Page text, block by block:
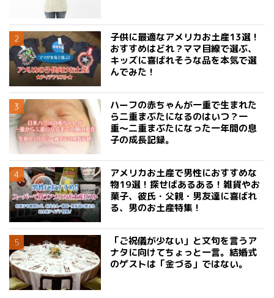
子供に最適なアメリカお土産13選！
おすすめはどれ？ママ目線で選ぶ、
キッズに喜ばれそうな品を本気で選
んでみた！
ハーフの赤ちゃんが一重で生まれた
ら二重まぶたになるのはいつ？一
重〜二重まぶたになった一年間の息
子の成長記録。
アメリカお土産で男性におすすめな
物19選！探せばあるある！雑貨やお
菓子、彼氏・父親・男友達に喜ばれ
る、男のお土産特集！
「ご祝儀が少ない」と文句を言うア
ナタに向けてちょっと一言。結婚式
のゲストは「金づる」ではない。